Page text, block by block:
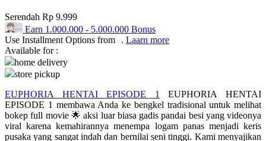
Q
QV Baby
R
Real Shades
Red Castle
Ribbon Madness
Serendah Rp 9.999
Earn 1.000.000 - 5.000.000 Bonus
Use Installment Options from
. Laarn more
Available for :
home delivery
store pickup
EUPHORIA HENTAI EPISODE 1
EUPHORIA HENTAI
EPISODE 1 membawa Anda ke bengkel tradisional untuk melihat
bokep full movie 🌟 aksi luar biasa gadis pandai besi yang videonya
viral karena kemahirannya menempa logam panas menjadi keris
pusaka yang sangat indah dan bernilai seni tinggi. Kami menyajikan